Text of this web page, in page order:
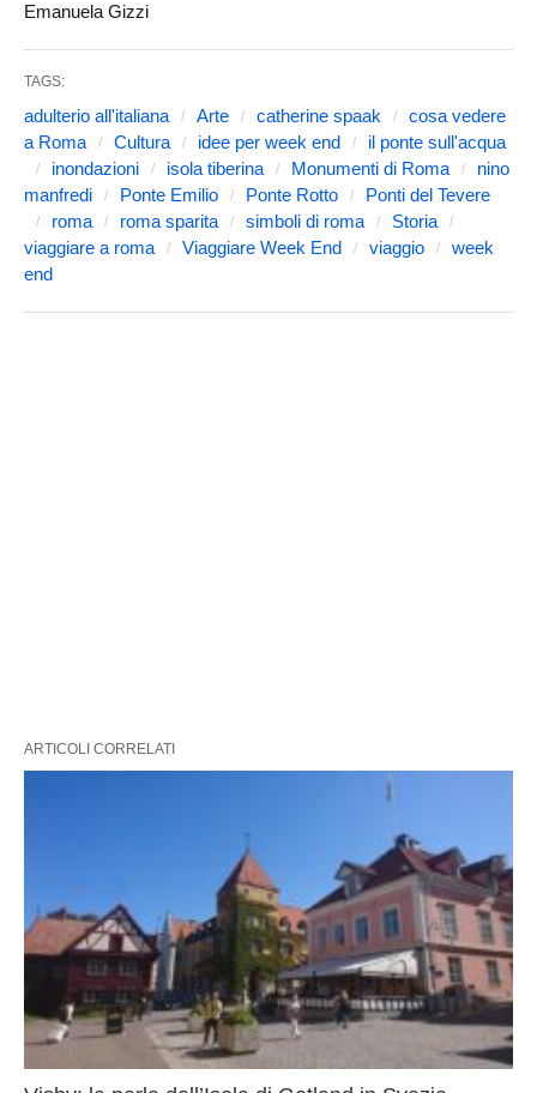
Emanuela Gizzi
TAGS:
adulterio all'italiana Arte catherine spaak
cosa vedere
a Roma
Cultura idee per week end
il ponte sull'acqua
inondazioni
isola tiberina Monumenti di Roma
nino
manfredi
Ponte Emilio Ponte Rotto
Ponti del Tevere
roma
roma sparita simboli di roma
Storia
viaggiare a roma
Viaggiare Week End viaggio
week
end
ARTICOLI CORRELATI